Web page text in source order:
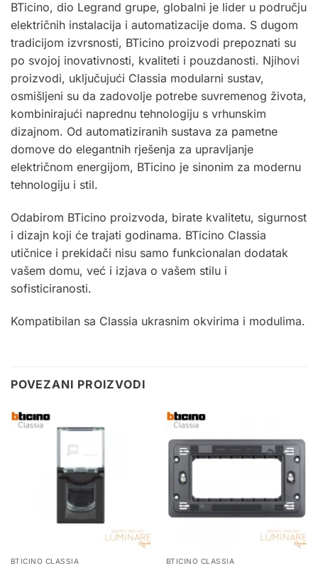
BTicino, dio Legrand grupe, globalni je lider u području
električnih instalacija i automatizacije doma. S dugom
tradicijom izvrsnosti, BTicino proizvodi prepoznati su
po svojoj inovativnosti, kvaliteti i pouzdanosti. Njihovi
proizvodi, uključujući Classia modularni sustav,
osmišljeni su da zadovolje potrebe suvremenog života,
kombinirajući naprednu tehnologiju s vrhunskim
dizajnom. Od automatiziranih sustava za pametne
domove do elegantnih rješenja za upravljanje
električnom energijom, BTicino je sinonim za modernu
tehnologiju i stil.
Odabirom BTicino proizvoda, birate kvalitetu, sigurnost
i dizajn koji će trajati godinama. BTicino Classia
utičnice i prekidači nisu samo funkcionalan dodatak
vašem domu, već i izjava o vašem stilu i
sofisticiranosti.
Kompatibilan sa Classia ukrasnim okvirima i modulima.
POVEZANI PROIZVODI
BTICINO CLASSIA BTICINO CLASSIA